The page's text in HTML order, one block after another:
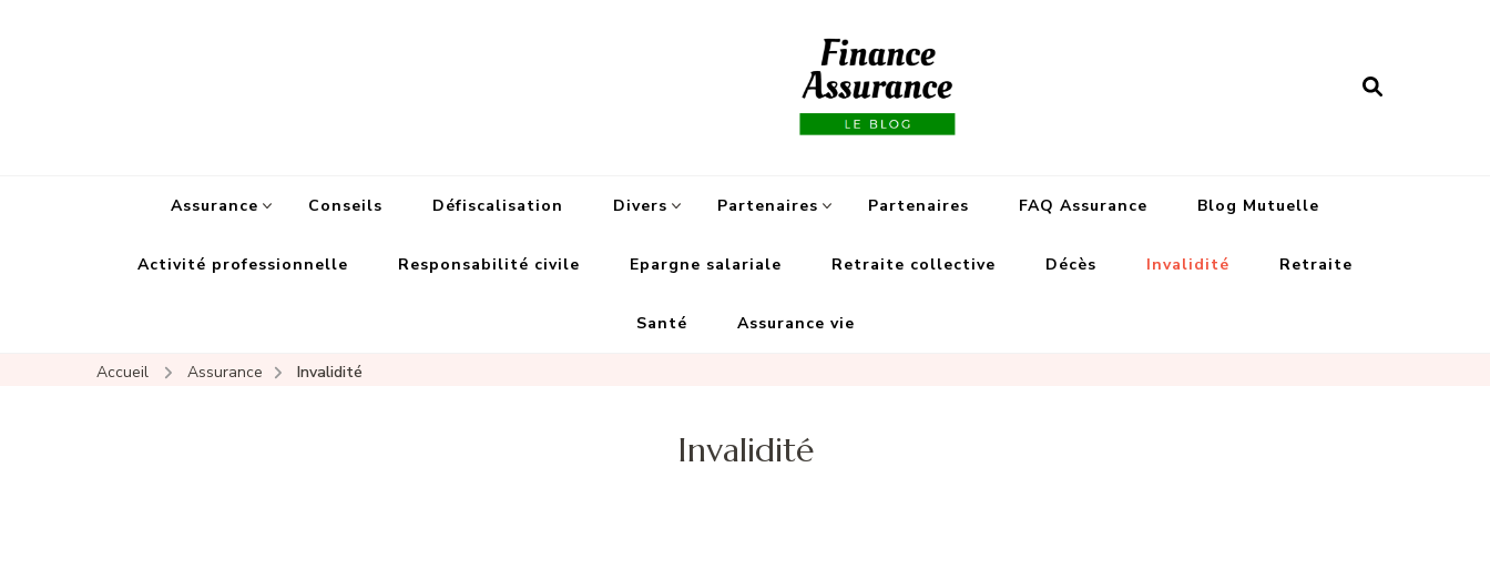
Assurance Conseils Défiscalisation Divers Partenaires Partenaires FAQ Assurance Blog Mutuelle
Activité professionnelle Responsabilité civile Epargne salariale Retraite collective Décès Invalidité Retraite
Santé Assurance vie
Accueil Assurance Invalidité
Invalidité